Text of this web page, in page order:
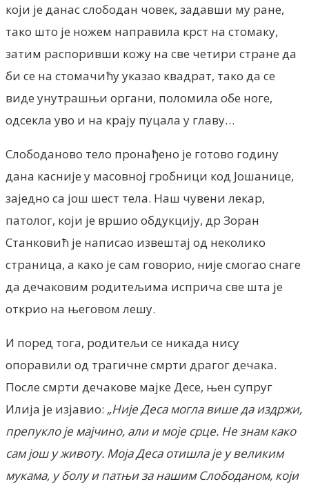
који је данас слободан човек, задавши му ране,
тако што је ножем направила крст на стомаку,
затим распоривши кожу на све четири стране да
би се на стомачићу указао квадрат, тако да се
виде унутрашњи органи, поломила обе ноге,
одсекла уво и на крају пуцала у главу…
Слободаново тело пронађено је готово годину
дана касније у масовној гробници код Јошанице,
заједно са још шест тела. Наш чувени лекар,
патолог, који је вршио обдукцију, др Зоран
Станковић је написао извештај од неколико
страница, а како је сам говорио, није смогао снаге
да дечаковим родитељима исприча све шта је
открио на његовом лешу.
И поред тога, родитељи се никада нису
опоравили од трагичне смрти драгог дечака.
После смрти дечакове мајке Десе, њен супруг
Илија је изјавио: „Није Деса могла више да издржи,
препукло је мајчино, али и моје срце. Не знам како
сам још у животу. Моја Деса отишла је у великим
мукама, у болу и патњи за нашим Слободаном, који